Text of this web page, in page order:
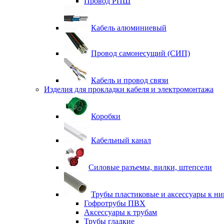
Кабель алюминиевый
Провод самонесущий (СИП)
Кабель и провод связи
Изделия для прокладки кабеля и электромонтажа
Коробки
Кабельный канал
Силовые разъемы, вилки, штепсели
Трубы пластиковые и аксессуары к
Гофротрубы ПВХ
Аксессуары к трубам
Трубы гладкие